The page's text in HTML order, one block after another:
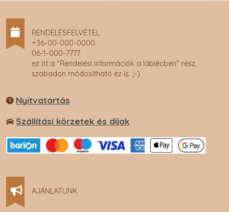
RENDELÉSFELVÉTEL
+36-00-000-0000
06-1-000-7777
ez itt a "Rendelési információk a láblécben" rész,
szabadon módosítható ez is. ;-)
Nyitvatartás
Szállítási körzetek és díjak
AJÁNLATUNK